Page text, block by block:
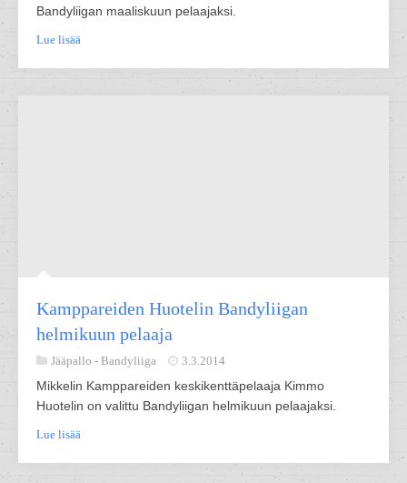
Bandyliigan maaliskuun pelaajaksi.
Lue lisää
Kamppareiden Huotelin Bandyliigan
helmikuun pelaaja
Jääpallo - Bandyliiga 3.3.2014
Mikkelin Kamppareiden keskikenttäpelaaja Kimmo
Huotelin on valittu Bandyliigan helmikuun pelaajaksi.
Lue lisää